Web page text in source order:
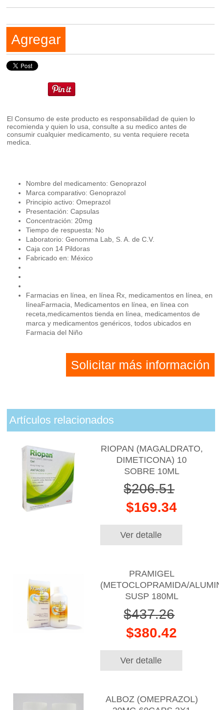
Agregar
El Consumo de este producto es responsabilidad de quien lo
recomienda y quien lo usa, consulte a su medico antes de
consumir cualquier medicamento, su venta requiere receta
medica.
Nombre del medicamento: Genoprazol
Marca comparativo: Genoprazol
Principio activo: Omeprazol
Presentación: Capsulas
Concentración: 20mg
Tiempo de respuesta: No
Laboratorio: Genomma Lab, S. A. de C.V.
Caja con 14 Pildoras
Fabricado en: México
Farmacias en línea, en línea Rx, medicamentos en línea, en
líneaFarmacia, Medicamentos en línea, en línea con
receta,medicamentos tienda en línea, medicamentos de
marca y medicamentos genéricos, todos ubicados en
Farmacia del Niño
Solicitar más información
Artículos relacionados
RIOPAN (MAGALDRATO,
DIMETICONA) 10
SOBRE 10ML
$206.51
$169.34
Ver detalle
PRAMIGEL
(METOCLOPRAMIDA/
SUSP 180ML
$437.26
$380.42
Ver detalle
ALBOZ (OMEPRAZOL)